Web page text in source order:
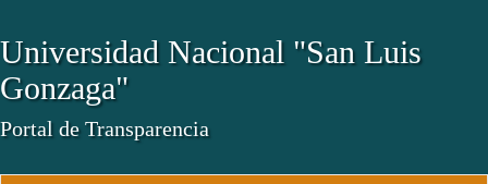
Universidad Nacional "San Luis
Gonzaga"
Portal de Transparencia